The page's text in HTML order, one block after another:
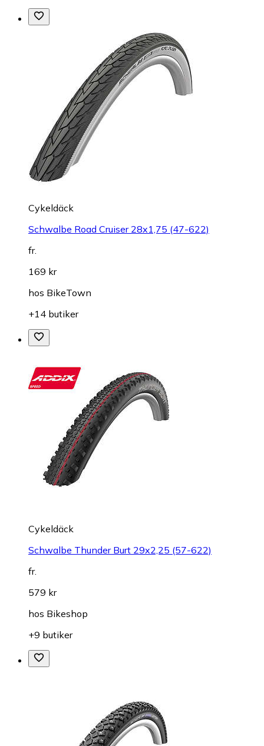
Cykeldäck
Schwalbe Road Cruiser 28x1,75 (47-622)
fr.
169 kr
hos BikeTown
+14 butiker
Cykeldäck
Schwalbe Thunder Burt 29x2,25 (57-622)
fr.
579 kr
hos Bikeshop
+9 butiker